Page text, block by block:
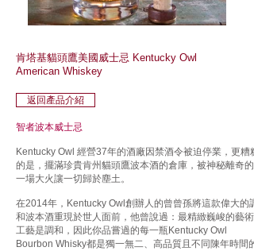
肯塔基貓頭鷹美國威士忌 Kentucky Owl
American Whiskey
返回產品介紹
​智者波本威士忌
Kentucky Owl 經營37年的酒廠因禁酒令被迫停業，更糟糕
的是，擺滿珍貴肯州貓頭鷹波本酒的倉庫，被神秘離奇的
一場大火讓一切歸於塵土。
在2014年，Kentucky Owl創辦人的曾曾孫將這款偉大的調
和波本酒重現於世人面前，他曾說過：最精緻巍峻的藝術
工藝是調和，因此你品嘗過的每一瓶Kentucky Owl
Bourbon Whisky都是獨一無二、高品質且不同陳年時間的